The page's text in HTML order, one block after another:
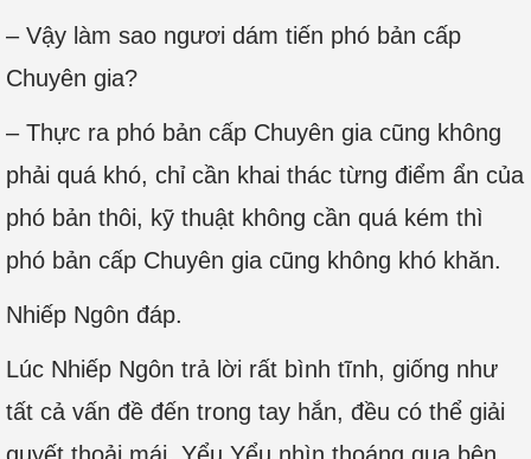
– Vậy làm sao ngươi dám tiến phó bản cấp
Chuyên gia?
– Thực ra phó bản cấp Chuyên gia cũng không
phải quá khó, chỉ cần khai thác từng điểm ẩn của
phó bản thôi, kỹ thuật không cần quá kém thì
phó bản cấp Chuyên gia cũng không khó khăn.
Nhiếp Ngôn đáp.
Lúc Nhiếp Ngôn trả lời rất bình tĩnh, giống như
tất cả vấn đề đến trong tay hắn, đều có thể giải